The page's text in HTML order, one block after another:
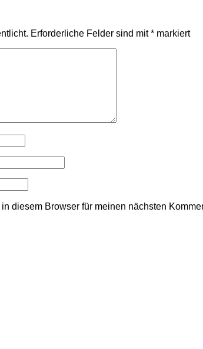
Erforderliche Felder sind mit* markiert
diesem Browser für meinen nächsten